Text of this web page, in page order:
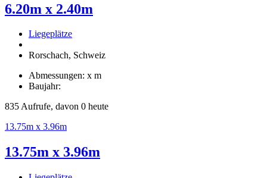
6.20m x 2.40m
Liegeplätze
Rorschach, Schweiz
Abmessungen: x m
Baujahr:
835 Aufrufe, davon 0 heute
13.75m x 3.96m
13.75m x 3.96m